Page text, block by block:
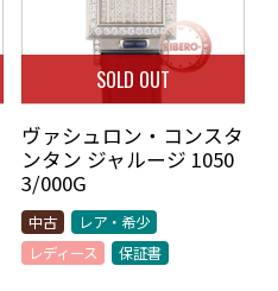
SOLD OUT
ヴァシュロン・コンスタ
ンタン ジャルージ 1050
3/000G
中古
レア・希少
レディース
保証書